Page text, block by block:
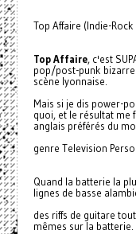
Top Affaire (Indie-
Top Affaire, c'est
pop/post-punk bizarre
scène lyonnaise.
Mais si je dis power-
quoi, et le résultat me
anglais préférés du
genre Television
Quand la batterie la
lignes de basse
des riffs de guitare
mêmes sur la batterie.